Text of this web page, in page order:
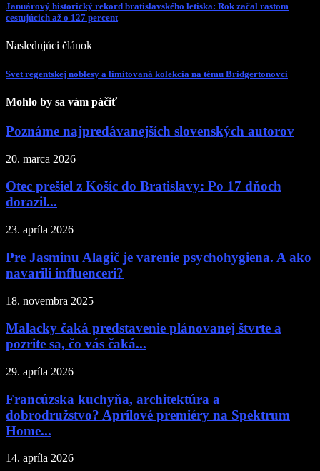
Januárový historický rekord bratislavského letiska: Rok začal rastom
cestujúcich až o 127 percent
Nasledujúci článok
Svet regentskej noblesy a limitovaná kolekcia na tému Bridgertonovci
Mohlo by sa vám páčiť
Poznáme najpredávanejších slovenských autorov
20. marca 2026
Otec prešiel z Košíc do Bratislavy: Po 17 dňoch
dorazil...
23. apríla 2026
Pre Jasminu Alagič je varenie psychohygiena. A ako
navarili influenceri?
18. novembra 2025
Malacky čaká predstavenie plánovanej štvrte a
pozrite sa, čo vás čaká...
29. apríla 2026
Francúzska kuchyňa, architektúra a
dobrodružstvo? Aprílové premiéry na Spektrum
Home...
14. apríla 2026